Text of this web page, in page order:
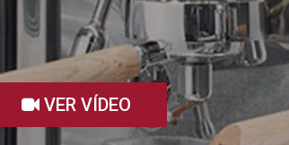
VER VÍDEO